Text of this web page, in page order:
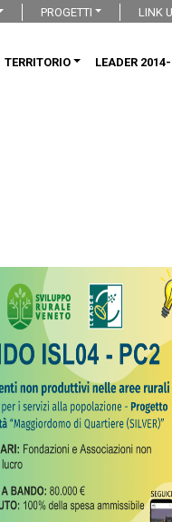
PROGETTI LINK
TERRITORIO LEADER